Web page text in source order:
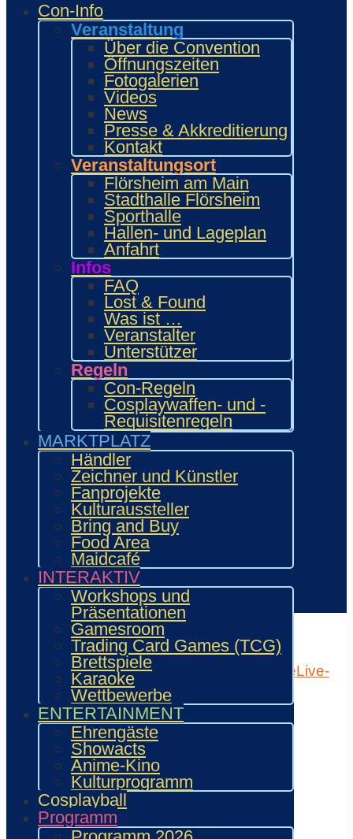
Con-Info
Veranstaltung
Über die Convention
Öffnungszeiten
Fotogalerien
Videos
News
Presse & Akkreditierung
Kontakt
Veranstaltungsort
Flörsheim am Main
Stadthalle Flörsheim
Sporthalle
Hallen- und Lageplan
Anfahrt
Infos
FAQ
Lost & Found
Was ist …
Veranstalter
Unterstützer
Regeln
Con-Regeln
Cosplaywaffen- und -
Requisitenregeln
MARKTPLATZ
Händler
Zeichner und Künstler
Fanprojekte
Kulturaussteller
Bring and Buy
Food Area
Maidcafé
INTERAKTIV
Workshops und
Präsentationen
Gamesroom
Trading Card Games (TCG)
Brettspiele
Karaoke
Wettbewerbe
ENTERTAINMENT
Ehrengäste
Showacts
Anime-Kino
Kulturprogramm
Cosplayball
Programm
MARKTPLATZ
Händler
Zeichner und Künstler
Fanprojekte
Kulturaussteller
Bring and Buy
Food Area
Maidcafé
INTERAKTIV
Workshops und Präsentationen
Gamesroom
Trading Card Games (TCG)
Brettspiele
Karaoke
Wettbewerbe
ENTERTAINMENT
Ehrengäste
Showacts
Anime-Kino
Kulturprogramm
Cosplayball
Programm
Programm 2026
Wie.MAI.KAI App
Vergangenes Con-Programm
Bewerbung
Händler
Zeichner & Künstler
Aussteller & Fanprojekte
Showacts
Workshops & Präsentationen
Helfende
Marketing & Sponsoring
Presse & Content Creator
Verein wie.mai.kai e. V
Kontakt
Attraktionen
Programm
Lageplan AusstellerGästeQuestMehr
Programm (Hauptseite)
TimetableLive-
Meine Favoriten
Home
Mein Ticket
Ticketbestellung
Programmplan
Timetable
Live-Ticker